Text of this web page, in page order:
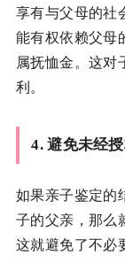
享有与父母的社
能有权依赖父母
属抚恤金。这对
利。
4.避免未经
如果亲子鉴定的
子的父亲，那么
这就避免了不必